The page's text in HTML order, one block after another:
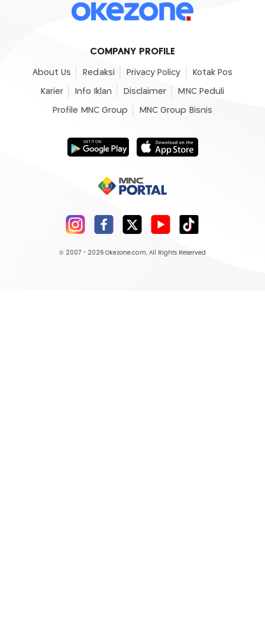
COMPANY PROFILE
About Us Redaksi Privacy Policy Kotak Pos
Karier Info Iklan Disclaimer MNC Peduli
Profile MNC Group MNC Group Bisnis
© 2007 - 2026 Okezone.com, All Rights Reserved